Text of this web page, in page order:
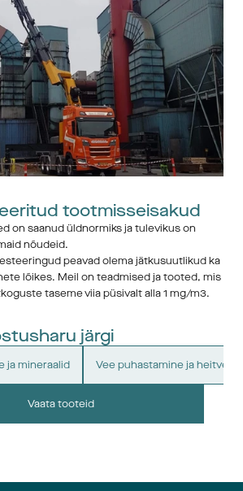
tootmisseisakud
on saanud üldnormiks ja tulevikus on
nõudeid.
peavad olema jätkusuutlikud ka
lõikes. Meil on teadmised ja tooted, mis
taseme viia püsivalt alla 1 mg/m3.
järgi
Vaata tooteid
ja mineraalid Vee puhastamine ja heitvee